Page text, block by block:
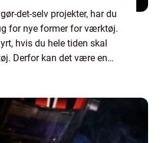
det-selv projekter, har du
for nye former for værktøj.
hvis du hele tiden skal
Derfor kan det være en